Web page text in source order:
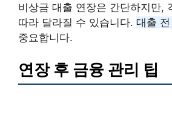
비상금 대출 연장은 간단하지만,
따라 달라질 수 있습니다. 대출
중요합니다.
연장 후 금융 관리 팁